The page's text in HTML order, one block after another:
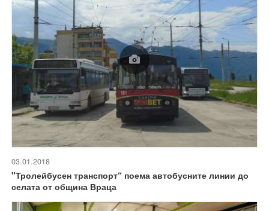
03.01.2018
"Тролейбусен транспорт“ поема автобусните линии до
селата от община Враца